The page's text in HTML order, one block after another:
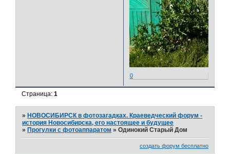
0
Страница:1
» НОВОСИБИРСК в фотозагадках. Краеведческий форум -
история Новосибирска, его настоящее и будущее
» Прогулки с фотоаппаратом »Одинокий Старый Дом
создать форум бесплатно